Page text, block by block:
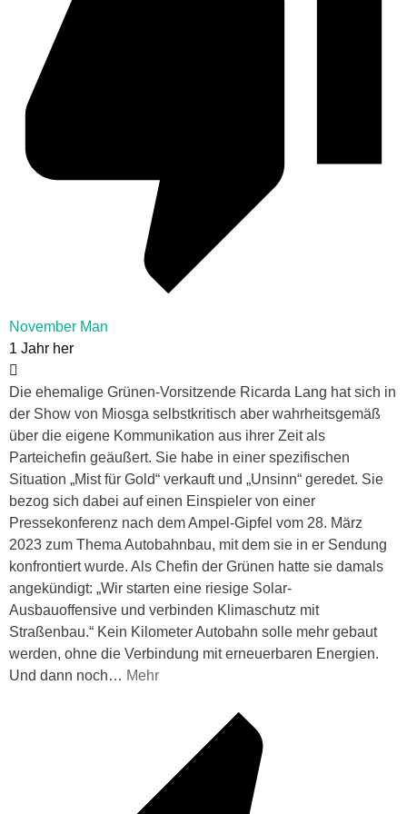
November Man
1 Jahr her
Die ehemalige Grünen-Vorsitzende Ricarda Lang hat sich in
der Show von Miosga selbstkritisch aber wahrheitsgemäß
über die eigene Kommunikation aus ihrer Zeit als
Parteichefin geäußert. Sie habe in einer spezifischen
Situation „Mist für Gold“ verkauft und „Unsinn“ geredet. Sie
bezog sich dabei auf einen Einspieler von einer
Pressekonferenz nach dem Ampel-Gipfel vom 28. März
2023 zum Thema Autobahnbau, mit dem sie in er Sendung
konfrontiert wurde. Als Chefin der Grünen hatte sie damals
angekündigt: „Wir starten eine riesige Solar-
Ausbauoffensive und verbinden Klimaschutz mit
Straßenbau.“ Kein Kilometer Autobahn solle mehr gebaut
werden, ohne die Verbindung mit erneuerbaren Energien.
Und dann noch… Mehr